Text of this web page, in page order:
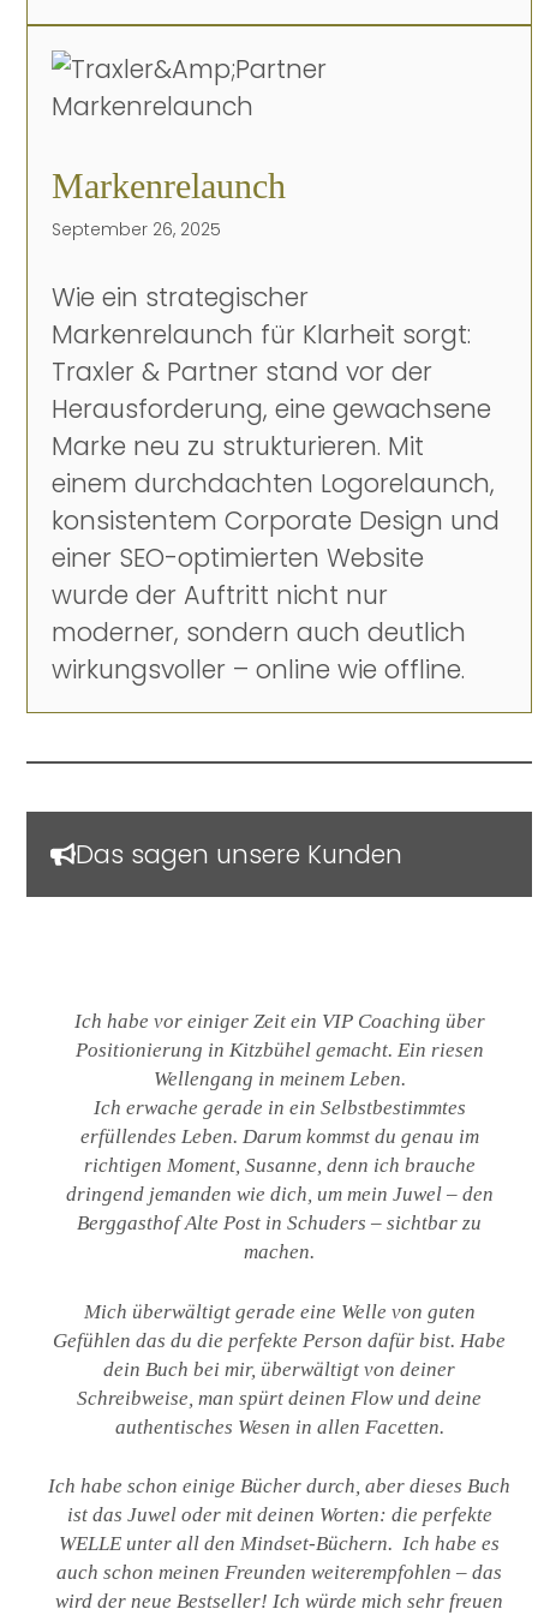
Markenrelaunch
September 26, 2025
Wie ein strategischer
Markenrelaunch für Klarheit sorgt:
Traxler & Partner stand vor der
Herausforderung, eine gewachsene
Marke neu zu strukturieren. Mit
einem durchdachten Logorelaunch,
konsistentem Corporate Design und
einer SEO-optimierten Website
wurde der Auftritt nicht nur
moderner, sondern auch deutlich
wirkungsvoller – online wie offline.
Das sagen unsere Kunden
Ich habe vor einiger Zeit ein VIP Coaching über
Positionierung in Kitzbühel gemacht. Ein riesen
Wellengang in meinem Leben.
Ich erwache gerade in ein Selbstbestimmtes
erfüllendes Leben. Darum kommst du genau im
richtigen Moment, Susanne, denn ich brauche
dringend jemanden wie dich, um mein Juwel – den
Berggasthof Alte Post in Schuders – sichtbar zu
machen.
Mich überwältigt gerade eine Welle von guten
Gefühlen das du die perfekte Person dafür bist. Habe
dein Buch bei mir, überwältigt von deiner
Schreibweise, man spürt deinen Flow und deine
authentisches Wesen in allen Facetten.
Ich habe schon einige Bücher durch, aber dieses Buch
ist das Juwel oder mit deinen Worten: die perfekte
WELLE unter all den Mindset-Büchern. Ich habe es
auch schon meinen Freunden weiterempfohlen – das
wird der neue Bestseller!Ich würde mich sehr freuen